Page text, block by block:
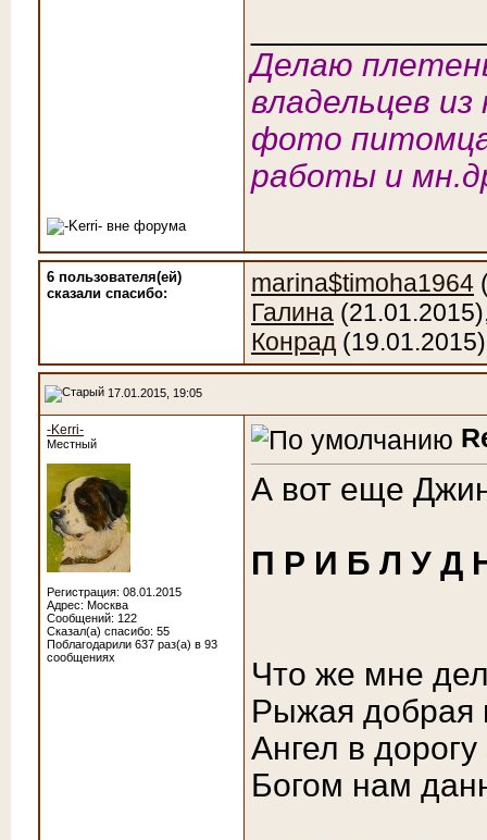
Делаю
владельцев
фото
работы и
6 пользователя(ей)
сказали cпасибо:
marina$timoha1964
Галина
Конрад
17.01.2015, 19:05
-Kerri-
Местный
Регистрация: 08.01.2015
Адрес: Москва
Сообщений: 122
Сказал(а) спасибо: 55
Поблагодарили 637 раз(а) в 93
сообщениях
А вот еще
П Р И Б Л У Д
Что же мне
Рыжая добрая
Ангел в
Богом нам